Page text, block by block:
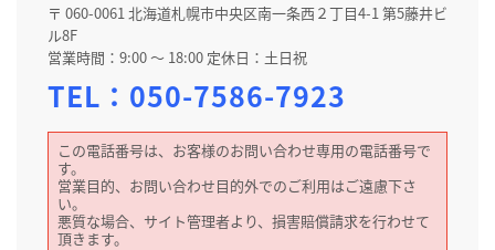
〒 060-0061 北海道札幌市中央区南一条西２丁目4-1 第5藤井ビ
ル8F
営業時間：9:00 〜 18:00 定休日：土日祝
TEL： 050-7586-7923
この電話番号は、お客様のお問い合わせ専用の電話番号で
す。
営業目的、お問い合わせ目的外でのご利用はご遠慮下さ
い。
悪質な場合、サイト管理者より、損害賠償請求を行わせて
頂きます。